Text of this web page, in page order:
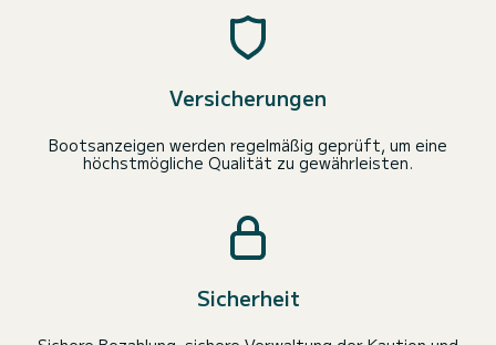
Versicherungen
Bootsanzeigen werden regelmäßig geprüft, um eine
höchstmögliche Qualität zu gewährleisten.
Sicherheit